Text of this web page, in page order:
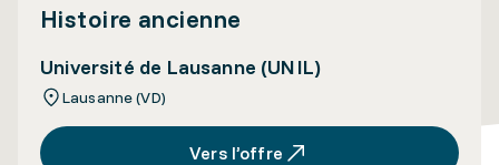
Histoire ancienne
Université de Lausanne (UNIL)
Lausanne (VD)
Vers l’offre